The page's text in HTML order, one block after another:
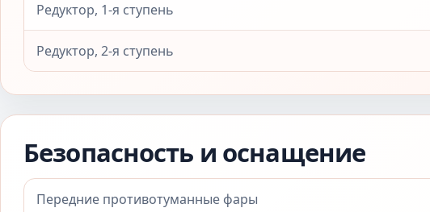
Редуктор, 1-я ступень
Редуктор, 2-я ступень
Безопасность и оснащение
Передние противотуманные фары